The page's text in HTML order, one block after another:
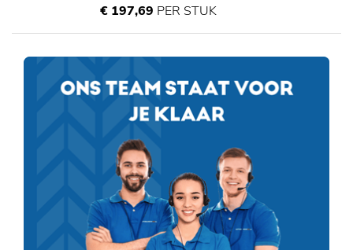
€ 197,69 PER STUK